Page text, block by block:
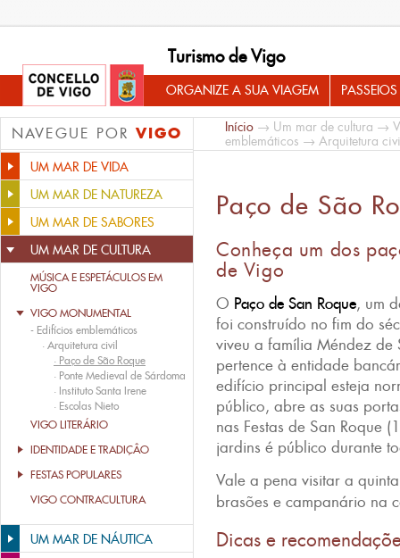
Turismo de Vigo
ORGANIZE A SUA VIAGEM
NAVEGUE POR VIGO
UM MAR DE VIDA
UM MAR DE NATUREZA
UM MAR DE SABORES
UM MAR DE CULTURA
MÚSICA E ESPETÁCULOS EM
VIGO
VIGO MONUMENTAL
- Edifícios emblemáticos
· Arquitetura civil
· Paço de São Roque
· Ponte Medieval de Sárdoma
· Instituto Santa Irene
· Escolas Nieto
VIGO LITERÁRIO
IDENTIDADE E TRADIÇÂO
FESTAS POPULARES
VIGO CONTRACULTURA
UM MAR DE NÁUTICA
Início → Um mar de cultura →
emblemáticos → Arquitetura
Paço de São
Conheça um dos
de Vigo
O Paço de San Roque, um
foi construído no fim do
viveu a família Méndez de
pertence à entidade
edifício principal esteja
público, abre as suas
nas Festas de San Roque
jardins é público durante
Vale a pena visitar a
brasões e campanário na
Dicas e